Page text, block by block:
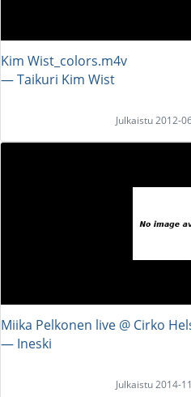
Kim Wist_colors.m4v
― Taikuri Kim Wist
Julkaistu 2012-
Miika Pelkonen live @ Cirko
― Ineski
Julkaistu 2014-